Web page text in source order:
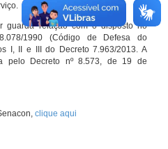
guarda relação com o disposto no
1990 (Código de Defesa do
I, II e III do Decreto 7.963/2013. A
pelo Decreto nº 8.573, de 19 de
clique aqui